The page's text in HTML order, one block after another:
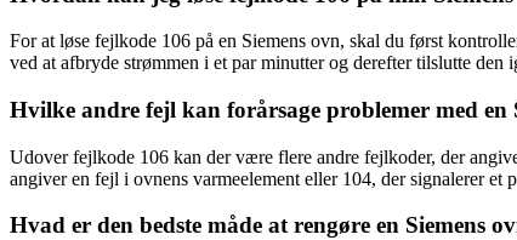
For at løse fejlkode 106 på en Siemens ovn, skal du først
ved at afbryde strømmen i et par minutter og derefter tilslutte
Hvilke andre fejl kan forårsage problemer med en
Udover fejlkode 106 kan der være flere andre fejlkoder, der
angiver en fejl i ovnens varmeelement eller 104, der signalerer
Hvad er den bedste måde at rengøre en Siemens